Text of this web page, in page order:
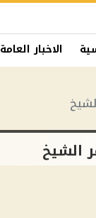
الاخبار العامة
الشيخ